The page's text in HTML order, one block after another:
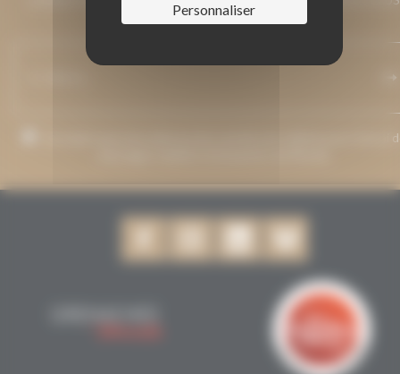
MAINTIENDRONS INFORMÉ.
J’accepte que mon adresse de courriel soit utilisée pour l’envoi
Personnaliser